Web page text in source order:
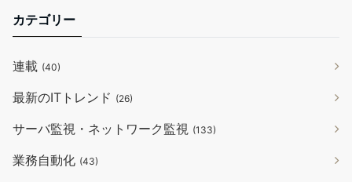
カテゴリー
連載 (40)
最新のITトレンド (26)
サーバ監視・ネットワーク監視 (133)
業務自動化 (43)